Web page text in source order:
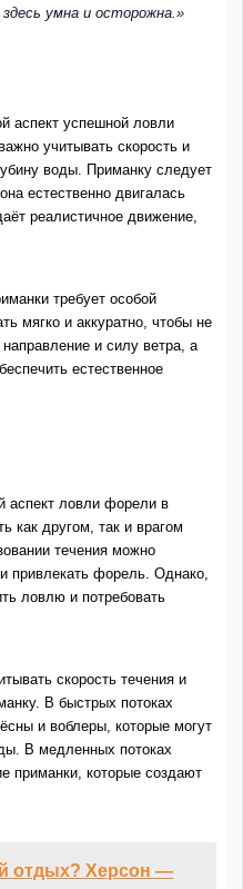
умна и осторожна.»
аспект успешной ловли
учитывать скорость и
воды. Приманку следует
естественно двигалась
реалистичное движение,
требует особой
мягко и аккуратно, чтобы не
и силу ветра, а
естественное
аспект ловли форели в
как другом, так и врагом
течения можно
привлекать форель. Однако,
ловлю и потребовать
скорость течения и
В быстрых потоках
и воблеры, которые могут
В медленных потоках
приманки, которые создают
отдых? Херсон —